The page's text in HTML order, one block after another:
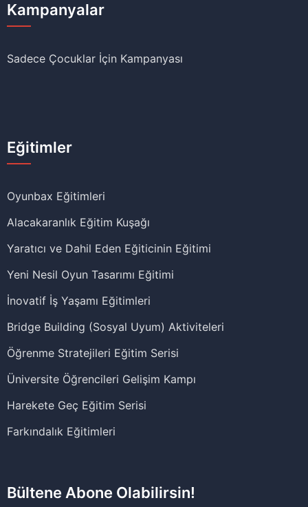
Kampanyalar
Sadece Çocuklar İçin Kampanyası
Eğitimler
Oyunbax Eğitimleri
Alacakaranlık Eğitim Kuşağı
Yaratıcı ve Dahil Eden Eğiticinin Eğitimi
Yeni Nesil Oyun Tasarımı Eğitimi
İnovatif İş Yaşamı Eğitimleri
Bridge Building (Sosyal Uyum) Aktiviteleri
Öğrenme Stratejileri Eğitim Serisi
Üniversite Öğrencileri Gelişim Kampı
Harekete Geç Eğitim Serisi
Farkındalık Eğitimleri
Bültene Abone Olabilirsin!